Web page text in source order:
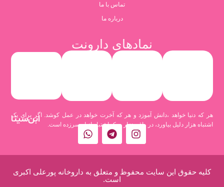
تماس با ما
درباره ما
نمادهای دارونت
هر که دنیا خواهد ،دانش آموزد و هر که آخرت خواهد در عمل کوشد. اگر برای یک
اشتباه هزار دلیل بیاورد، در واقع هزار و یک اشتباه از او سرزده است.
ابن‌سینا
کلیه حقوق این سایت محفوظ و متعلق به داروخانه پورعلی اکبری
است.